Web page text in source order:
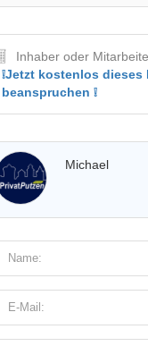
Inhaber oder
❕Jetzt kostenlos dieses
beanspruchen ❕
Michael